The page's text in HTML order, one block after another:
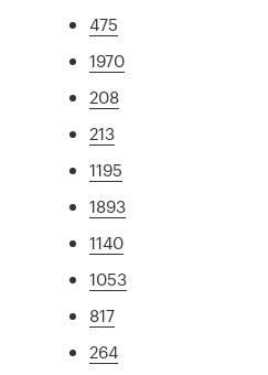
475
1970
208
213
1195
1893
1140
1053
817
264